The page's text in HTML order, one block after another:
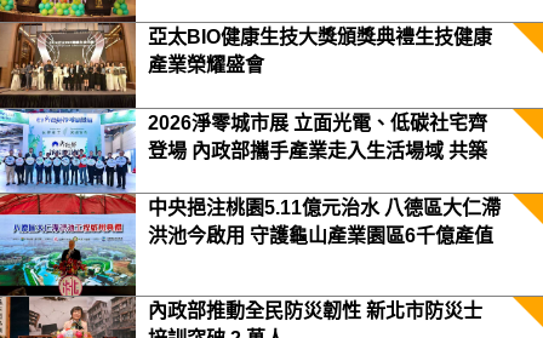
亞太BIO健康生技大獎頒獎典禮生技健康
產業榮耀盛會
2026淨零城市展 立面光電、低碳社宅齊
登場 內政部攜手產業走入生活場域 共築
中央挹注桃園5.11億元治水 八德區大仁滯
洪池今啟用 守護龜山產業園區6千億產值
內政部推動全民防災韌性 新北市防災士